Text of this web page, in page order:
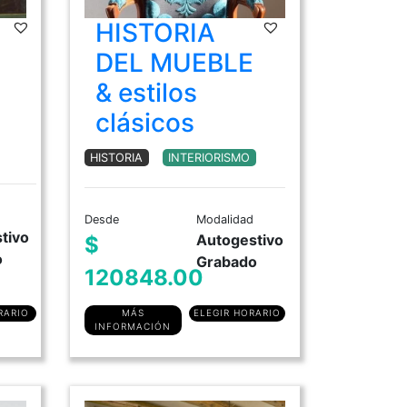
DIPLOMATURA en Historia del Arte
Moda Histórica Argentina
Historia del Mueble & Estilos Clásicos
Historia del Mueble Moderno y
HISTORIA
DEL MUEBLE
& estilos
clásicos
HISTORIA INTERIORISMO
Desde
$
120848.00
Modalidad
Autogestivo
Grabado
MÁS
INFORMACIÓN
ELEGIR HORARIO